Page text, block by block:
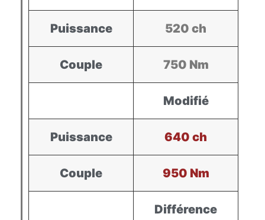
Puissance 520 ch
Couple 750 Nm
Modifié
Puissance 640 ch
Couple 950 Nm
Différence